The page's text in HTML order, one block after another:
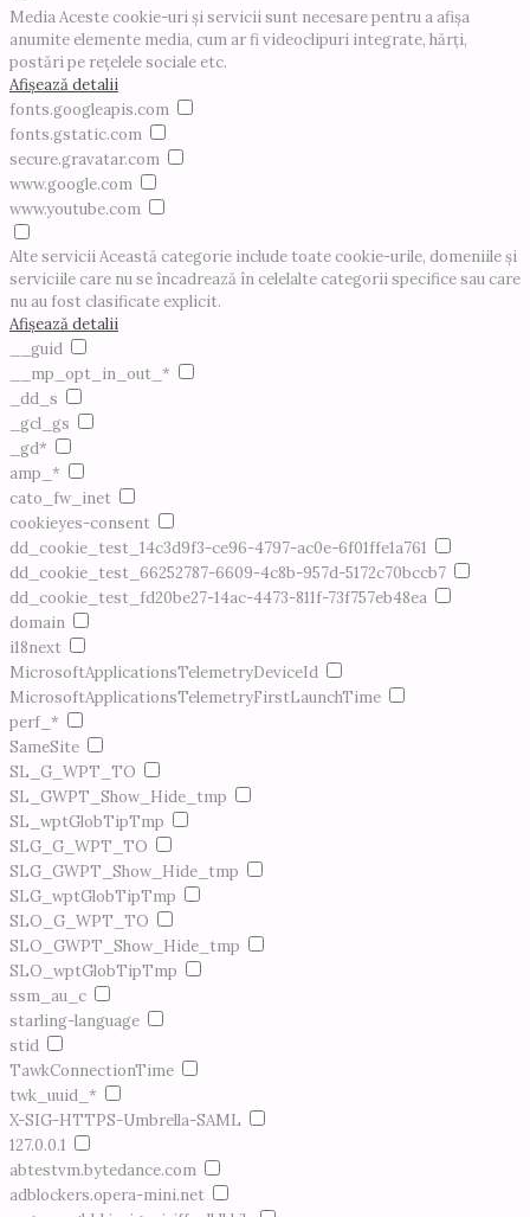
MediaAceste cookie-uri și servicii sunt necesare pentru a afișa
anumite elemente media, cum ar fi videoclipuri integrate, hărți,
postări pe rețelele sociale etc.
Afișează detalii
fonts.googleapis.com
fonts.gstatic.com
secure.gravatar.com
www.google.com
www.youtube.com
Alte serviciiAceastă categorie include toate cookie-urile, domeniile și
serviciile care nu se încadrează în celelalte categorii specifice sau care
nu au fost clasificate explicit.
Afișează detalii
__guid
__mp_opt_in_out_*
_dd_s
_gcl_gs
_gd*
amp_*
cato_fw_inet
cookieyes-consent
dd_cookie_test_14c3d9f3-ce96-4797-ac0e-6f01ffe1a761
dd_cookie_test_66252787-6609-4c8b-957d-5172c70bccb7
dd_cookie_test_fd20be27-14ac-4473-811f-73f757eb48ea
domain
i18next
MicrosoftApplicationsTelemetryDeviceId
MicrosoftApplicationsTelemetryFirstLaunchTime
perf_*
SameSite
SL_G_WPT_TO
SL_GWPT_Show_Hide_tmp
SL_wptGlobTipTmp
SLG_G_WPT_TO
SLG_GWPT_Show_Hide_tmp
SLG_wptGlobTipTmp
SLO_G_WPT_TO
SLO_GWPT_Show_Hide_tmp
SLO_wptGlobTipTmp
ssm_au_c
starling-language
stid
TawkConnectionTime
twk_uuid_*
X-SIG-HTTPS-Umbrella-SAML
127.0.0.1
abtestvm.bytedance.com
adblockers.opera-mini.net